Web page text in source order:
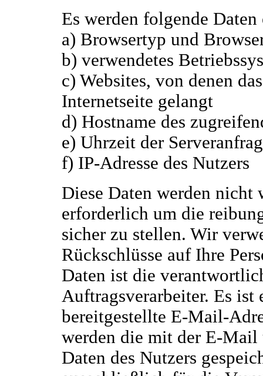
Es werden folgende Daten
a) Browsertyp und
b) verwendetes
c) Websites, von denen
Internetseite gelangt
d) Hostname des
e) Uhrzeit der
f) IP-Adresse des Nutzers
Diese Daten werden nicht
erforderlich um die
sicher zu stellen. Wir
Rückschlüsse auf Ihre
Daten ist die
Auftragsverarbeiter. Es ist
bereitgestellte E-Mail-
werden die mit der E-Mail
Daten des Nutzers